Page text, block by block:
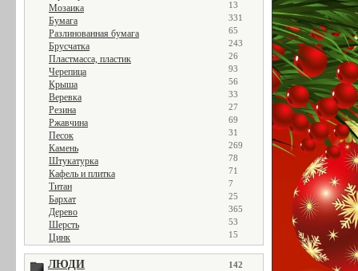
Мозаика 13
Бумага 331
Разлинованная бумага 65
Брусчатка 243
Пластмасса, пластик 26
Черепица 93
Крыша 56
Веревка 33
Резина 27
Ржавчина 69
Песок 31
Камень 269
Штукатурка 78
Кафель и плитка 71
Титан 7
Бархат 25
Дерево 365
Шерсть 53
Цинк 15
ЛЮДИ 142